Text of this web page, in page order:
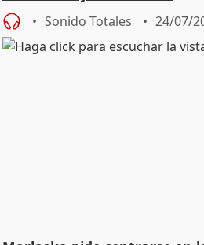
Sonido Totales 24/07/